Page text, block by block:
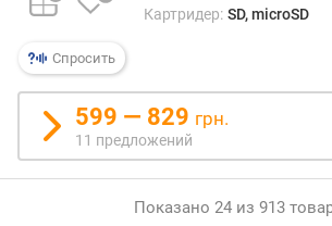
Спросить
Картридер: SD, microSD
599 — 829 грн.
11 предложений
Показано 24 из 913